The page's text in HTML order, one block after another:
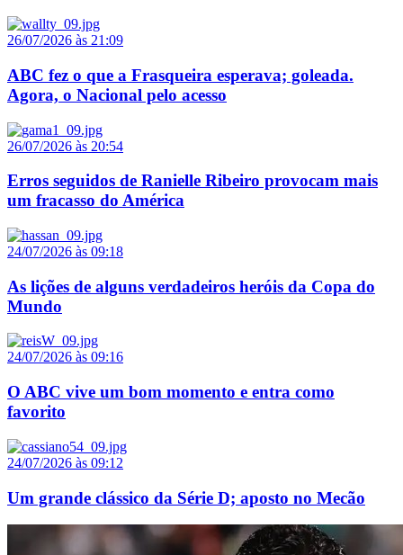
26/07/2026 às 21:09
ABC fez o que a Frasqueira esperava; goleada.
Agora, o Nacional pelo acesso
26/07/2026 às 20:54
Erros seguidos de Ranielle Ribeiro provocam mais
um fracasso do América
24/07/2026 às 09:18
As lições de alguns verdadeiros heróis da Copa do
Mundo
24/07/2026 às 09:16
O ABC vive um bom momento e entra como
favorito
24/07/2026 às 09:12
Um grande clássico da Série D; aposto no Mecão